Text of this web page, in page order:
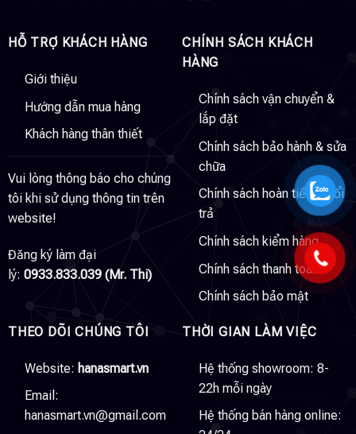
HỖ TRỢ KHÁCH HÀNG
Giới thiệu
Hướng dẫn mua hàng
Khách hàng thân thiết
Vui lòng thông báo cho chúng
tôi khi sử dụng thông tin trên
website!
Đăng ký làm đại
lý: 0933.833.039 (Mr. Thi)
CHÍNH SÁCH KHÁCH
HÀNG
Chính sách vận chuyển &
lắp đặt
Chính sách bảo hành & sửa
chữa
Chính sách hoàn tiền & đổi
trả
Chính sách kiểm hàng
Chính sách thanh toán
Chính sách bảo mật
THEO DÕI CHÚNG TÔI
Website: hanasmart.vn
Email:
hanasmart.vn@gmail.com
THỜI GIAN LÀM VIỆC
Hệ thống showroom: 8-
22h mỗi ngày
Hệ thống bán hàng online: